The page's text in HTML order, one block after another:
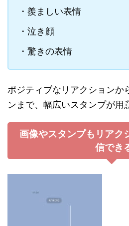
・羨ましい表情
・泣き顔
・驚きの表情
ポジティブなリアクションか
ンまで、幅広いスタンプが用
画像やスタンプもリアク
信でき